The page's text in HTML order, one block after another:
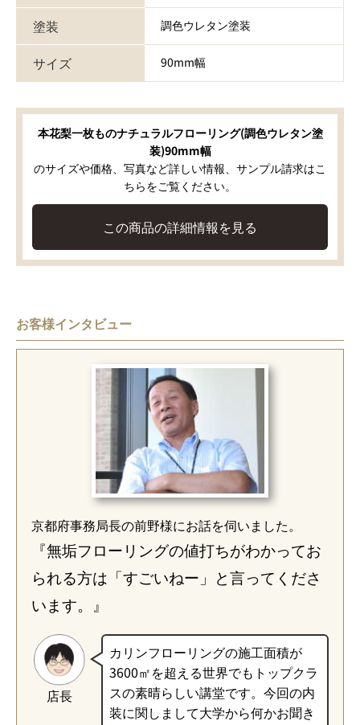
塗装 調色ウレタン塗装
サイズ 90mm幅
本花梨一枚ものナチュラルフローリング(調色ウレタン塗
装)90mm幅
のサイズや価格、写真など詳しい情報、サンプル請求はこ
ちらをご覧ください。
この商品の詳細情報を見る
お客様インタビュー
京都府事務局長の前野様にお話を伺いました。
『無垢フローリングの値打ちがわかってお
られる方は「すごいねー」と言ってくださ
います。』
店長
カリンフローリングの施工面積が
3600㎡を超える世界でもトップクラ
スの素晴らしい講堂です。今回の内
装に関しまして大学から何かお聞き